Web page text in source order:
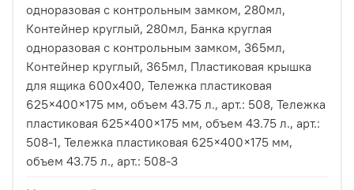
одноразовая с контрольным замком, 280мл,
Контейнер круглый, 280мл, Банка круглая
одноразовая с контрольным замком, 365мл,
Контейнер круглый, 365мл, Пластиковая крышка
для ящика 600х400, Тележка пластиковая
625×400×175 мм, объем 43.75 л., арт.: 508, Тележка
пластиковая 625×400×175 мм, объем 43.75 л., арт.:
508-1, Тележка пластиковая 625×400×175 мм,
объем 43.75 л., арт.: 508-3